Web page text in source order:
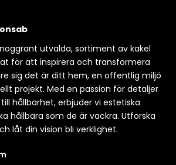
utvalda, sortiment av kakel
för att inspirera och transformera
sig det är ditt hem, en offentlig miljö
projekt. Med en passion för detaljer
hållbarhet, erbjuder vi estetiska
hållbara som de är vackra. Utforska
låt din vision bli verklighet.